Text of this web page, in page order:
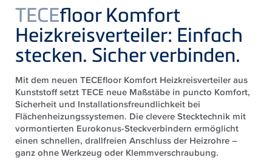
TECEfloor Komfort
Heizkreisverteiler: Einfach
stecken. Sicher verbinden.
Mit dem neuen TECEfloor Komfort Heizkreisverteiler aus
Kunststoff setzt TECE neue Maßstäbe in puncto Komfort,
Sicherheit und Installationsfreundlichkeit bei
Flächenheizungssystemen. Die clevere Stecktechnik mit
vormontierten Eurokonus-Steckverbindern ermöglicht
einen schnellen, drallfreien Anschluss der Heizrohre –
ganz ohne Werkzeug oder Klemmverschraubung.